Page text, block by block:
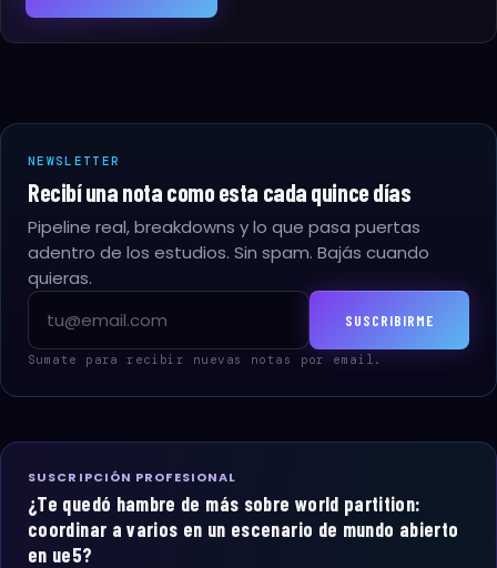
NEWSLETTER
Recibí una nota como esta cada quince días
Pipeline real, breakdowns y lo que pasa puertas
adentro de los estudios. Sin spam. Bajás cuando
quieras.
Email
SUSCRIBIRME
Sumate para recibir nuevas notas por email.
SUSCRIPCIÓN PROFESIONAL
¿Te quedó hambre de más sobre world partition:
coordinar a varios en un escenario de mundo abierto
en ue5?